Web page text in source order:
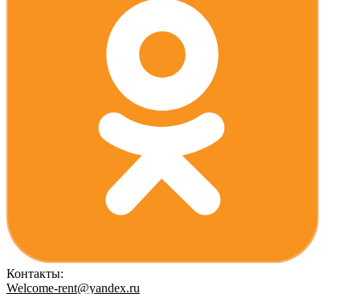
Контакты:
Welcome-rent@yandex.ru